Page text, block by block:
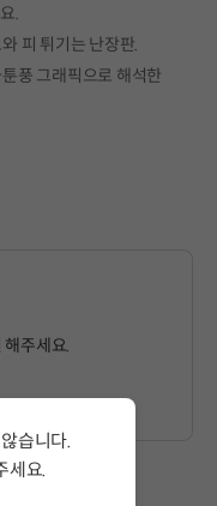
.
피 튀기는 난장판.
풍 그래픽으로 해석한
해주세요.
습니다.
세요.